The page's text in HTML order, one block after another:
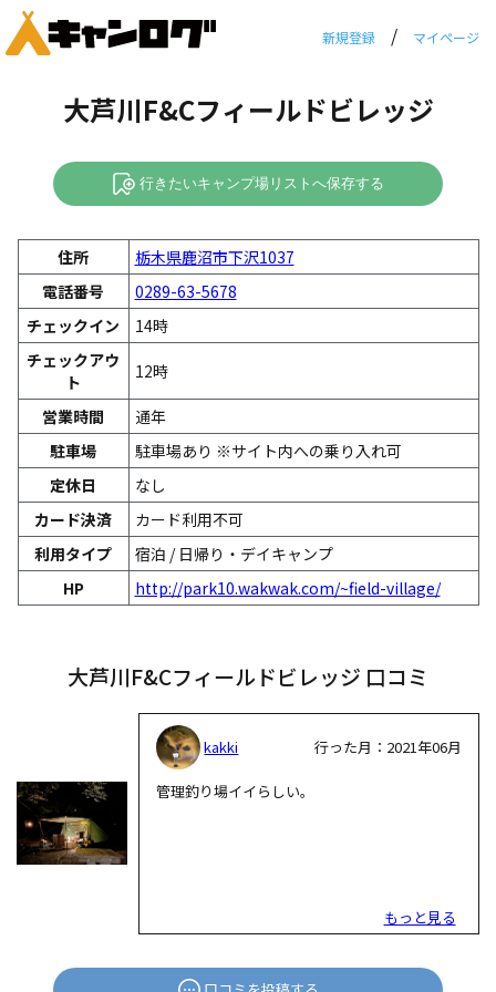
新規登録 / マイページ
大芦川F&Cフィールドビレッジ
行きたいキャンプ場リストへ保存する
住所
栃木県鹿沼市下沢1037
電話番号
0289-63-5678
チェックイン
14時
チェックアウ
ト
12時
営業時間
通年
駐車場
駐車場あり ※サイト内への乗り入れ可
定休日
なし
カード決済
カード利用不可
利用タイプ
宿泊 / 日帰り・デイキャンプ
HP
http://park10.wakwak.com/~field-village/
大芦川F&Cフィールドビレッジ 口コミ
kakki 行った月：2021年06月
管理釣り場イイらしい。
もっと見る